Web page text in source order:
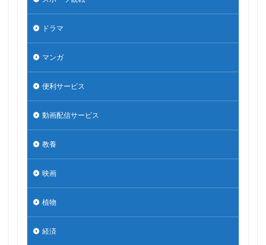
ドラマ
マンガ
便利サービス
動画配信サービス
教養
映画
植物
経済